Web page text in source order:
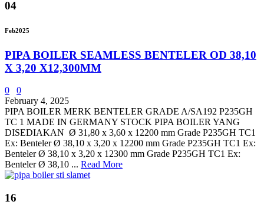
04
Feb2025
PIPA BOILER SEAMLESS BENTELER OD 38,10
X 3,20 X12,300MM
0
0
February 4, 2025
PIPA BOILER MERK BENTELER GRADE A/SA192 P235GH
TC 1 MADE IN GERMANY STOCK PIPA BOILER YANG
DISEDIAKAN Ø 31,80 x 3,60 x 12200 mm Grade P235GH TC1
Ex: Benteler Ø 38,10 x 3,20 x 12200 mm Grade P235GH TC1 Ex:
Benteler Ø 38,10 x 3,20 x 12300 mm Grade P235GH TC1 Ex:
Benteler Ø 38,10 ... Read More
16